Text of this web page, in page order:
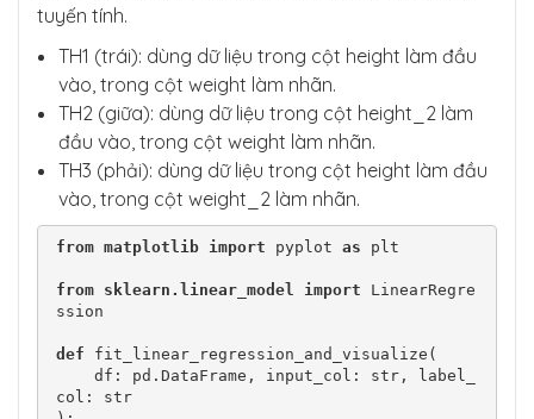
tuyến tính.
TH1 (trái): dùng dữ liệu trong cột height làm đầu
vào, trong cột weight làm nhãn.
TH2 (giữa): dùng dữ liệu trong cột height_2 làm
đầu vào, trong cột weight làm nhãn.
TH3 (phải): dùng dữ liệu trong cột height làm đầu
vào, trong cột weight_2 làm nhãn.
from matplotlib import pyplot as plt
from sklearn.linear_model import LinearRegre
ssion
def fit_linear_regression_and_visualize(
col: str